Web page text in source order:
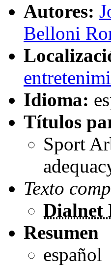
Autores:
Belloni
Idioma:
Títulos
Sport
Texto
Dialnet
Resumen
español